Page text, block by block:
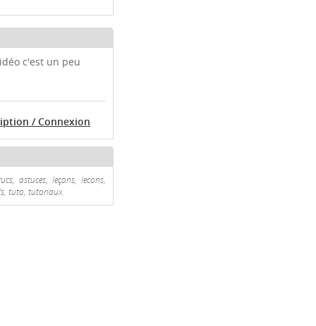
c'est un peu
/ Connexion
astuces, leçons, lecons,
tuto, tutoriaux.